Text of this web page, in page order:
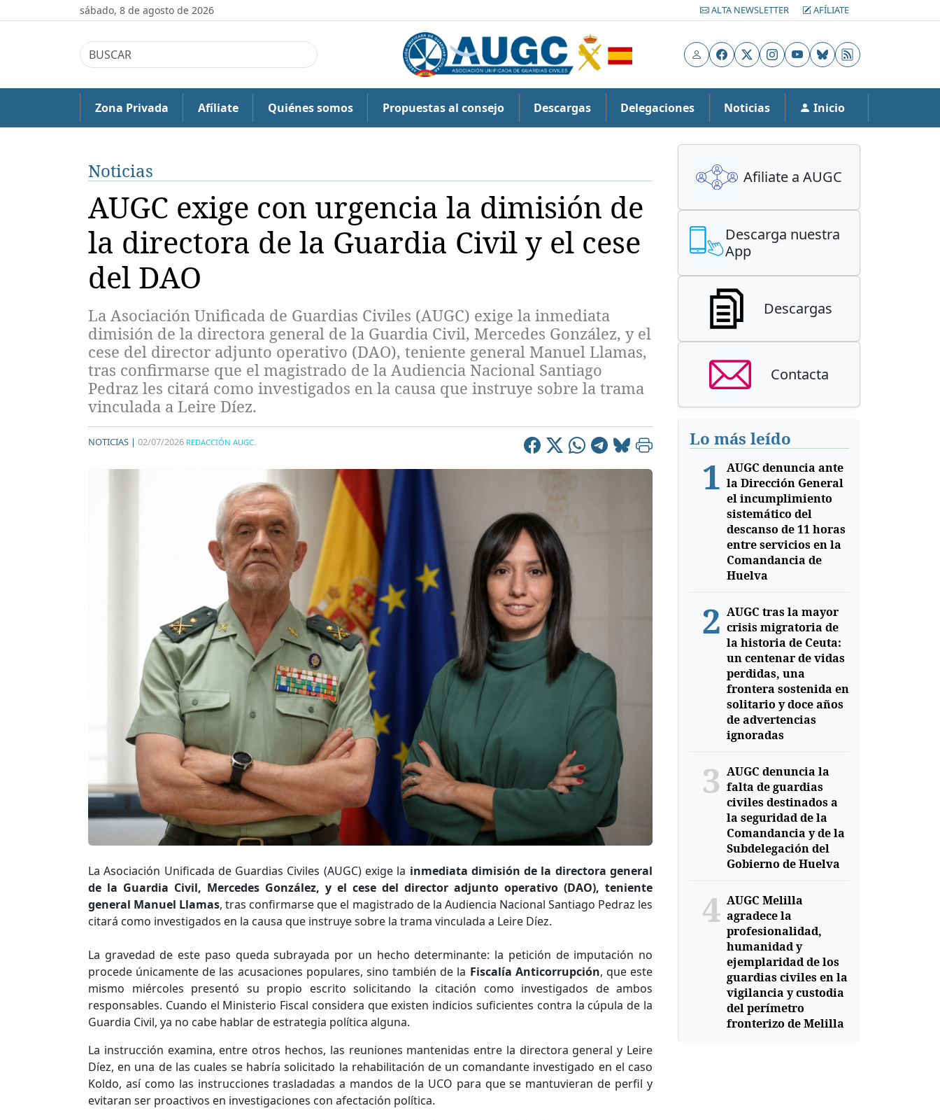
sábado, 8 de agosto de 2026 ALTA NEWSLETTER AFÍLIATE
UsuarioFacebook
X Instagram
YouTubeBluesky
RSS
Zona Privada Afíliate Quiénes somos Propuestas al consejo Descargas Delegaciones Noticias Inicio
Noticias
AUGC exige con urgencia la dimisión de
la directora de la Guardia Civil y el cese
del DAO
La Asociación Unificada de Guardias Civiles (AUGC) exige la inmediata
dimisión de la directora general de la Guardia Civil, Mercedes González, y el
cese del director adjunto operativo (DAO), teniente general Manuel Llamas,
tras confirmarse que el magistrado de la Audiencia Nacional Santiago
Pedraz les citará como investigados en la causa que instruye sobre la trama
vinculada a Leire Díez.
NOTICIAS | 02/07/2026 REDACCIÓN AUGC.
La Asociación Unificada de Guardias Civiles (AUGC) exige la inmediata dimisión de la directora general
de la Guardia Civil, Mercedes González, y el cese del director adjunto operativo (DAO), teniente
general Manuel Llamas, tras confirmarse que el magistrado de la Audiencia Nacional Santiago Pedraz les
citará como investigados en la causa que instruye sobre la trama vinculada a Leire Díez.
La gravedad de este paso queda subrayada por un hecho determinante: la petición de imputación no
procede únicamente de las acusaciones populares, sino también de la Fiscalía Anticorrupción, que este
mismo miércoles presentó su propio escrito solicitando la citación como investigados de ambos
responsables. Cuando el Ministerio Fiscal considera que existen indicios suficientes contra la cúpula de la
Guardia Civil, ya no cabe hablar de estrategia política alguna.
La instrucción examina, entre otros hechos, las reuniones mantenidas entre la directora general y Leire
Díez, en una de las cuales se habría solicitado la rehabilitación de un comandante investigado en el caso
Koldo, así como las instrucciones trasladadas a mandos de la UCO para que se mantuvieran de perfil y
evitaran ser proactivos en investigaciones con afectación política.
Afiliate a AUGC
Descarga nuestra
App
Descargas
Contacta
Lo más leído
1 AUGC denuncia ante
la Dirección General
el incumplimiento
sistemático del
descanso de 11 horas
entre servicios en la
Comandancia de
Huelva
2 AUGC tras la mayor
crisis migratoria de
la historia de Ceuta:
un centenar de vidas
perdidas, una
frontera sostenida en
solitario y doce años
de advertencias
ignoradas
3 AUGC denuncia la
falta de guardias
civiles destinados a
la seguridad de la
Comandancia y de la
Subdelegación del
Gobierno de Huelva
4 AUGC Melilla
agradece la
profesionalidad,
humanidad y
ejemplaridad de los
guardias civiles en la
vigilancia y custodia
del perímetro
fronterizo de Melilla